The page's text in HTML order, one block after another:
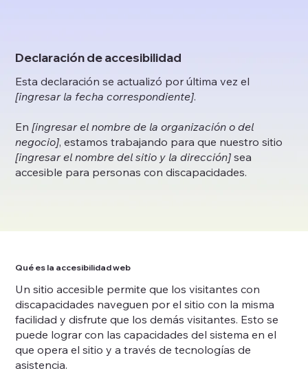
Declaración de accesibilidad
Esta declaración se actualizó por última vez el
[ingresar la fecha correspondiente].
En[ingresar el nombre de la organización o del
negocio], estamos trabajando para que nuestro sitio
[ingresar el nombre del sitio y la dirección] sea
accesible para personas con discapacidades.
Qué es la accesibilidad web
Un sitio accesible permite que los visitantes con
discapacidades naveguen por el sitio con la misma
facilidad y disfrute que los demás visitantes. Esto se
puede lograr con las capacidades del sistema en el
que opera el sitio y a través de tecnologías de
asistencia.